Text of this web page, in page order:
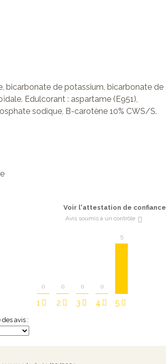
bicarbonate de potassium, bicarbonate de
Edulcorant : aspartame (E951),
sodique, B-carotène 10% CWS/S.
Voir l'attestation de confiance
Avis soumis à un contrôle
1
0
2
0
3
0
4
0
5
5
avis :